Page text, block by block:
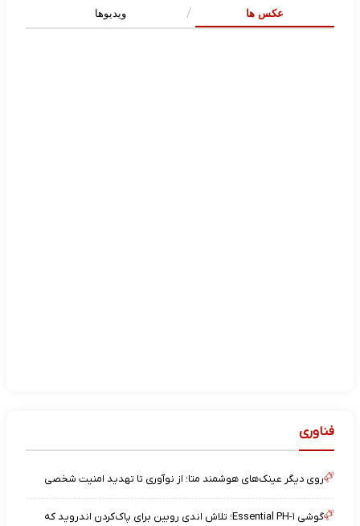
عکس ها ویدیوها
فناوری
روی دیگر عینک‌های هوشمند متا؛ از نوآوری تا تهدید امنیت شخصی
گوشی Essential PH-۱؛ تلاش اندی روبین برای پاک‌کردن اندروید که